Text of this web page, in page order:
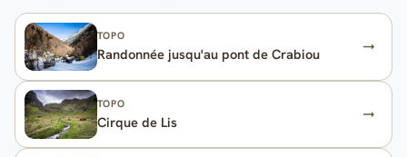
TOPO
Randonnée jusqu'au pont de Crabiou
TOPO
Cirque de Lis